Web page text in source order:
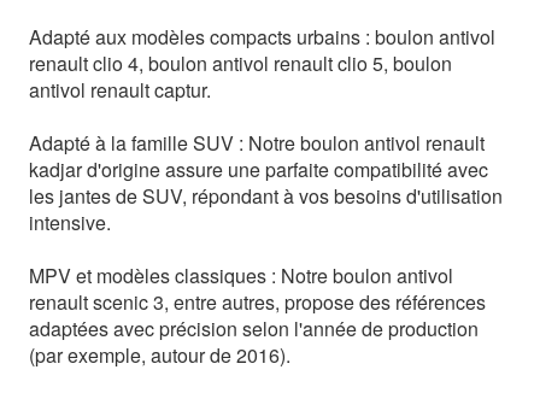
Adapté aux modèles compacts urbains : boulon antivol
renault clio 4, boulon antivol renault clio 5, boulon
antivol renault captur.
Adapté à la famille SUV : Notre boulon antivol renault
kadjar d'origine assure une parfaite compatibilité avec
les jantes de SUV, répondant à vos besoins d'utilisation
intensive.
MPV et modèles classiques : Notre boulon antivol
renault scenic 3, entre autres, propose des références
adaptées avec précision selon l'année de production
(par exemple, autour de 2016).